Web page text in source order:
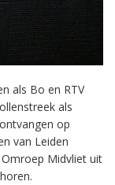
als Bo en RTV
als
op
van Leiden
Midvliet uit